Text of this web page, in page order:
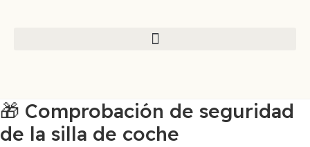
🎁 Comprobación de seguridad
de la silla de coche